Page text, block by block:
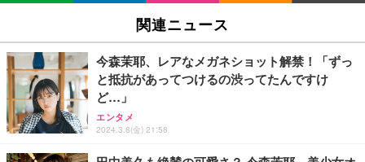
関連ニュース
今森茉耶、レアなメガネショット解禁！「ずっ
と抵抗があってつけるの渋ってたんですけ
ど…」
エンタメ
2024.3.8(金) 21:58